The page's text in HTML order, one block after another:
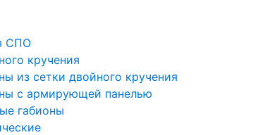
СПО
кручения
из сетки двойного кручения
с армирующей панелью
габионы